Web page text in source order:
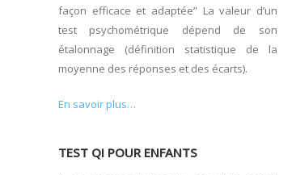
façon efficace et adaptée” La valeur d’un
test psychométrique dépend de son
étalonnage (définition statistique de la
moyenne des réponses et des écarts).
En savoir plus…
TEST QI POUR ENFANTS